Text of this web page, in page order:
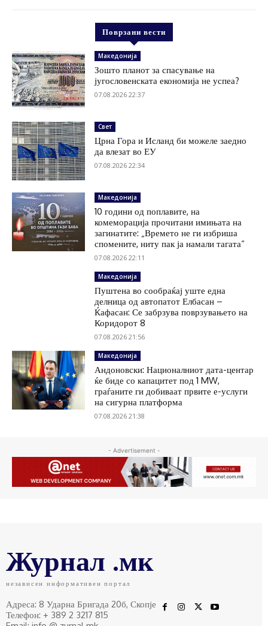
Поврзани вести
Македонија
Зошто планот за спасување на
југословенската економија не успеа?
07.08.2026 22:37
Свет
Црна Гора и Исланд би можеле заедно
да влезат во ЕУ
07.08.2026 22:34
Македонија
10 години од поплавите, на
комеморација прочитани имињата на
загинатите: „Времето не ги избриша
спомените, ниту пак ја намали тагата“
07.08.2026 22:11
Македонија
Пуштена во сообраќај уште една
делница од автопатот Елбасан –
Ќафасан: Се забрзува поврзувањето на
Коридорот 8
07.08.2026 21:56
Македонија
Андоновски: Националниот дата-центар
ќе биде со капацитет под 1 MW,
граѓаните ги добиваат првите е-услуги
на сигурна платформа
07.08.2026 21:38
- Advertisement -
Журнал .мк
независен информативен портал
Адреса: 8 Ударна Бригада 20б, Скопје
Телефон: + 389 2 3217 815